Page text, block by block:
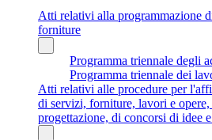
Atti relativi alla programmazione
forniture
Programma triennale degli
Programma triennale dei
Atti relativi alle procedure per
di servizi, forniture, lavori e
progettazione, di concorsi di idee